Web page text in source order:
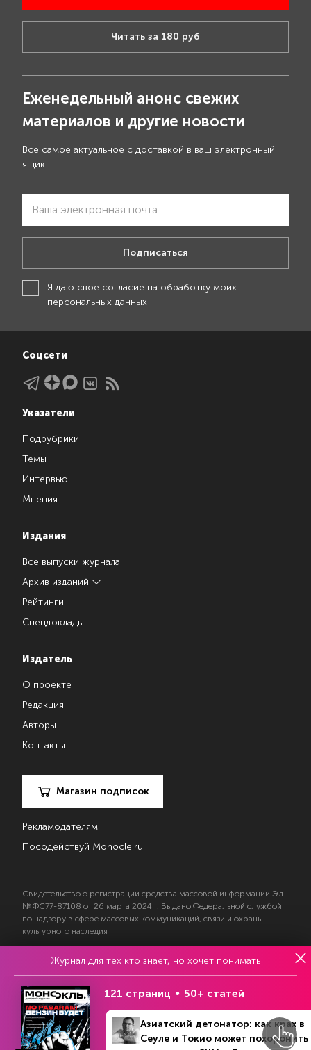
Читать за 180 руб
Еженедельный анонс свежих
материалов и другие новости
Все самое актуальное с доставкой в ваш электронный
ящик.
Подписаться
Я даю своё согласие на обработку моих
персональных данных
Соцсети
Указатели
Подрубрики
Темы
Интервью
Мнения
Издания
Все выпуски журнала
Архив изданий
Рейтинги
Спецдоклады
Издатель
О проекте
Редакция
Авторы
Контакты
Магазин подписок
Рекламодателям
Посодействуй Monocle.ru
Свидетельство о регистрации средства массовой информации Эл
№ ФС77-87108 от 26 марта 2024 г. Выдано Федеральной службой
по надзору в сфере массовых коммуникаций, связи и охраны
культурного наследия
© 2017—2026 АНО «Творческий коллектив Эксперт»
Политика конфиденциальности
Условия использования материалов
Согласие на обработку персональных данных
Журнал для тех кто знает, но хочет понимать
121 страниц 50+ статей
Азиатский детонатор: как крах в
Сеуле и Токио может похоронить